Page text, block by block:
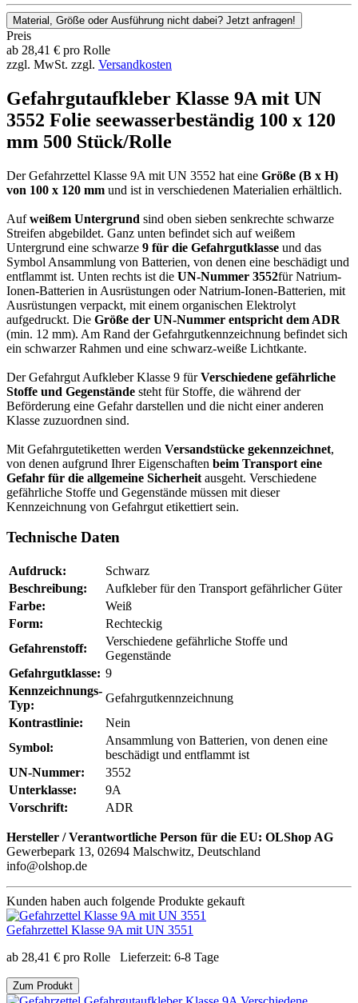
Material, Größe oder Ausführung nicht dabei? Jetzt anfragen!
Preis
ab 28,41 € pro Rolle
zzgl. MwSt. zzgl. Versandkosten
Gefahrgutaufkleber Klasse 9A mit UN
3552 Folie seewasserbeständig 100 x 120
mm 500 Stück/Rolle
Der Gefahrzettel Klasse 9A mit UN 3552 hat eine Größe (B x H)
von 100 x 120 mm und ist in verschiedenen Materialien erhältlich.
Aufweißem Untergrund sind oben sieben senkrechte schwarze
Streifen abgebildet. Ganz unten befindet sich auf weißem
Untergrund eine schwarze 9 für die Gefahrgutklasse und das
Symbol Ansammlung von Batterien, von denen eine beschädigt und
entflammt ist. Unten rechts ist die UN-Nummer 3552für Natrium-
Ionen-Batterien in Ausrüstungen oder Natrium-Ionen-Batterien, mit
Ausrüstungen verpackt, mit einem organischen Elektrolyt
aufgedruckt. Die Größe der UN-Nummer entspricht dem ADR
(min. 12 mm). Am Rand der Gefahrgutkennzeichnung befindet sich
ein schwarzer Rahmen und eine schwarz-weiße Lichtkante.
Der Gefahrgut Aufkleber Klasse 9 fürVerschiedene gefährliche
Stoffe und Gegenstände steht für Stoffe, die während der
Beförderung eine Gefahr darstellen und die nicht einer anderen
Klasse zuzuordnen sind.
Mit Gefahrgutetiketten werden Versandstücke gekennzeichnet,
von denen aufgrund Ihrer Eigenschaften beim Transport eine
Gefahr für die allgemeine Sicherheit ausgeht. Verschiedene
gefährliche Stoffe und Gegenstände müssen mit dieser
Kennzeichnung von Gefahrgut etikettiert sein.
Technische Daten
Aufdruck:
Schwarz
Beschreibung:
Aufkleber für den Transport gefährlicher Güter
Farbe:
Weiß
Form:
Rechteckig
Gefahrenstoff:
Verschiedene gefährliche Stoffe und
Gegenstände
Gefahrgutklasse: 9
Kennzeichnungs-
Typ:
Gefahrgutkennzeichnung
Kontrastlinie:
Nein
Symbol:
Ansammlung von Batterien, von denen eine
beschädigt und entflammt ist
UN-Nummer:
3552
Unterklasse:
9A
Vorschrift:
ADR
Hersteller / Verantwortliche Person für die EU: OLShop AG
Gewerbepark 13, 02694 Malschwitz, Deutschland
info@olshop.de
Kunden haben auch folgende Produkte gekauft
Gefahrzettel Klasse 9A mit UN 3551
ab 28,41 € pro Rolle Lieferzeit: 6-8 Tage
Zum Produkt